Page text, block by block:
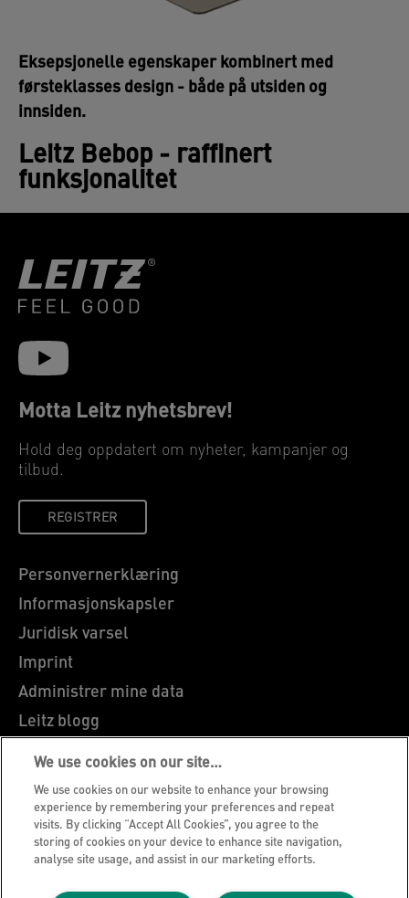
Eksepsjonelle egenskaper kombinert med
førsteklasses design - både på utsiden og
innsiden.
Leitz Bebop - raffinert
funksjonalitet
Motta Leitz nyhetsbrev!
Hold deg oppdatert om nyheter, kampanjer og
tilbud.
REGISTRER
Personvernerklæring
Informasjonskapsler
Juridisk varsel
Imprint
Administrer mine data
Leitz blogg
Karriere
Leitz EasyPrint
Kundeservice
Veiledning for resirkulering av emballasje
Garantibetingelser
We use cookies on our site…
We use cookies on our website to enhance your browsing
experience by remembering your preferences and repeat
visits. By clicking “Accept All Cookies”, you agree to the
storing of cookies on your device to enhance site navigation,
analyse site usage, and assist in our marketing efforts.